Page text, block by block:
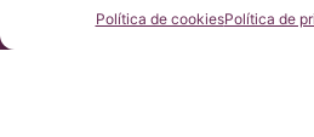
Política de cookiesPolítica de
本网站内容原文为西班牙语，网站的翻
咨询我们